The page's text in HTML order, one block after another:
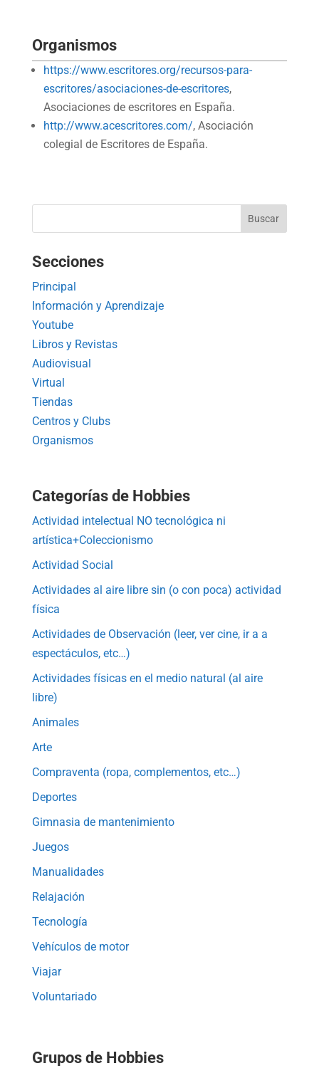
Organismos
https://www.escritores.org/recursos-para-
escritores/asociaciones-de-escritores,
Asociaciones de escritores en España.
http://www.acescritores.com/, Asociación
colegial de Escritores de España.
Secciones
Principal
Información y Aprendizaje
Youtube
Libros y Revistas
Audiovisual
Virtual
Tiendas
Centros y Clubs
Organismos
Categorías de Hobbies
Actividad intelectual NO tecnológica ni
artística+Coleccionismo
Actividad Social
Actividades al aire libre sin (o con poca) actividad
física
Actividades de Observación (leer, ver cine, ir a a
espectáculos, etc…)
Actividades físicas en el medio natural (al aire
libre)
Animales
Arte
Compraventa (ropa, complementos, etc…)
Deportes
Gimnasia de mantenimiento
Juegos
Manualidades
Relajación
Tecnología
Vehículos de motor
Viajar
Voluntariado
Grupos de Hobbies